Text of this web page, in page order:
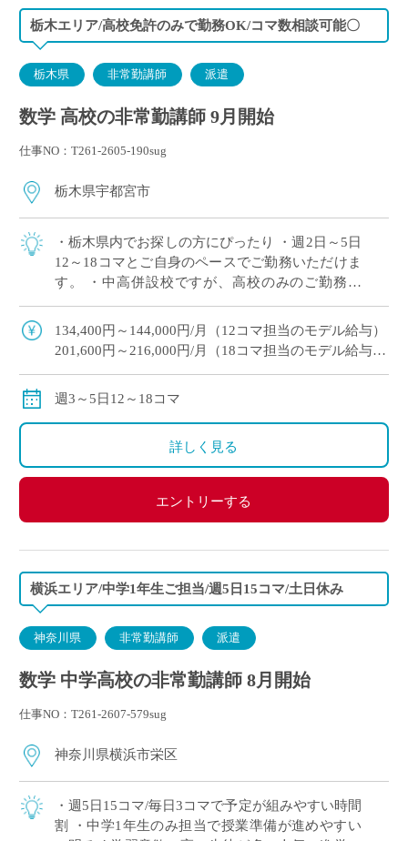
栃木エリア/高校免許のみで勤務OK/コマ数相談可能〇
栃木県 非常勤講師 派遣
数学 高校の非常勤講師 9月開始
仕事NO：T261-2605-190sug
栃木県宇都宮市
・栃木県内でお探しの方にぴったり ・週2日～5日
12～18コマとご自身のペースでご勤務いただけま
す。 ・中高併設校ですが、高校のみのご勤務で
のが魅力 ・月額固定給で夏休み,冬 […]
134,400円～144,000円/月（12コマ担当のモデル給与）
201,600円～216,000円/月（18コマ担当のモデル給与）
※教員経験年数により変動
週3～5日12～18コマ
詳しく見る
エントリーする
横浜エリア/中学1年生ご担当/週5日15コマ/土日休み
神奈川県 非常勤講師 派遣
数学 中学高校の非常勤講師 8月開始
仕事NO：T261-2607-579sug
神奈川県横浜市栄区
・週5日15コマ/毎日3コマで予定が組みやすい時間
割 ・中学1年生のみ担当で授業準備が進めやすい